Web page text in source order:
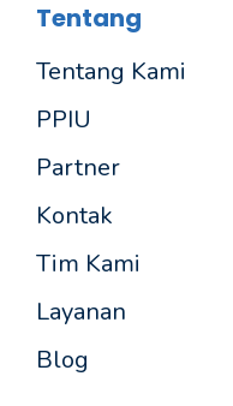
Tentang
Tentang Kami
PPIU
Partner
Kontak
Tim Kami
Layanan
Blog